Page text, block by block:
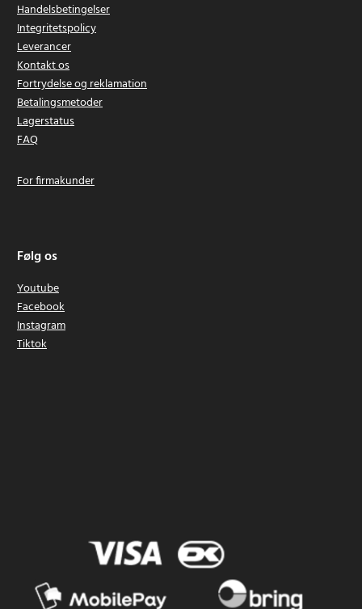
Handelsbetingelser
Integritetspolicy
Leverancer
Kontakt os
Fortrydelse og reklamation
Betalingsmetoder
Lagerstatus
FAQ
For firmakunder
Følg os
Youtube
Facebook
Instagram
Tiktok